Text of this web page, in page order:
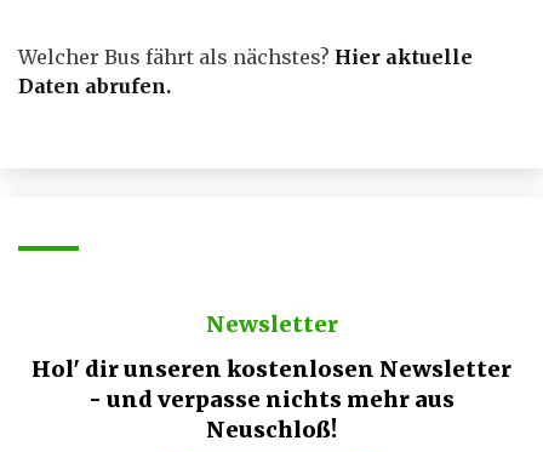
Welcher Bus fährt als nächstes? Hier aktuelle
Daten abrufen.
Newsletter
Hol' dir unseren kostenlosen Newsletter
- und verpasse nichts mehr aus
Neuschloß!